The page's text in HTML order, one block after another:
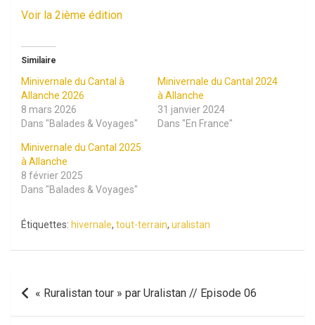
Voir la 2ième édition
Similaire
Minivernale du Cantal à
Allanche 2026
8 mars 2026
Dans "Balades & Voyages"
Minivernale du Cantal 2024
à Allanche
31 janvier 2024
Dans "En France"
Minivernale du Cantal 2025
à Allanche
8 février 2025
Dans "Balades & Voyages"
Étiquettes: hivernale, tout-terrain, uralistan
Navigation
« Ruralistan tour » par Uralistan // Episode 06